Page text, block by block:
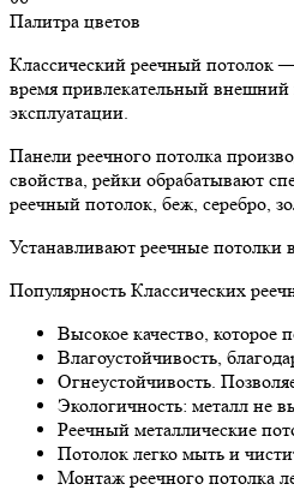
Палитра цветов
Классический реечный потолок
время привлекательный внешний
эксплуатации.
Панели реечного потолка
свойства, рейки обрабатывают
реечный потолок, беж, серебро,
Устанавливают реечные потолки
Популярность Классических
Высокое качество, которое
Влагоустойчивость,
Огнеустойчивость.
Экологичность: металл не
Реечный металлические
Потолок легко мыть и
Монтаж реечного потолка